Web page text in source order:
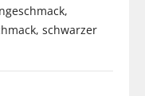
schwarzer